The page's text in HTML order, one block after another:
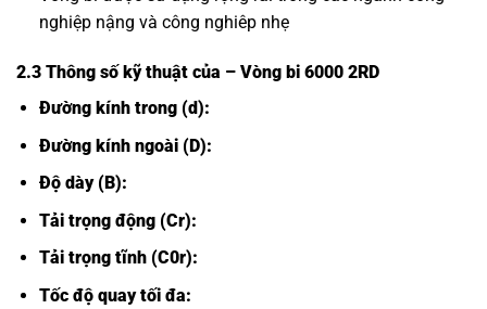
nghiệp nậng và công nghiêp nhẹ
2.3 Thông số kỹ thuật của – Vòng bi 6000 2RD
Đường kính trong (d):
Đường kính ngoài (D):
Độ dày (B):
Tải trọng động (Cr):
Tải trọng tĩnh (C0r):
Tốc độ quay tối đa: